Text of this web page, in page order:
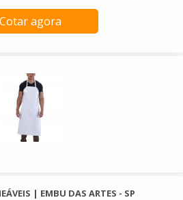
Cotar agora
| EMBU DAS ARTES - SP